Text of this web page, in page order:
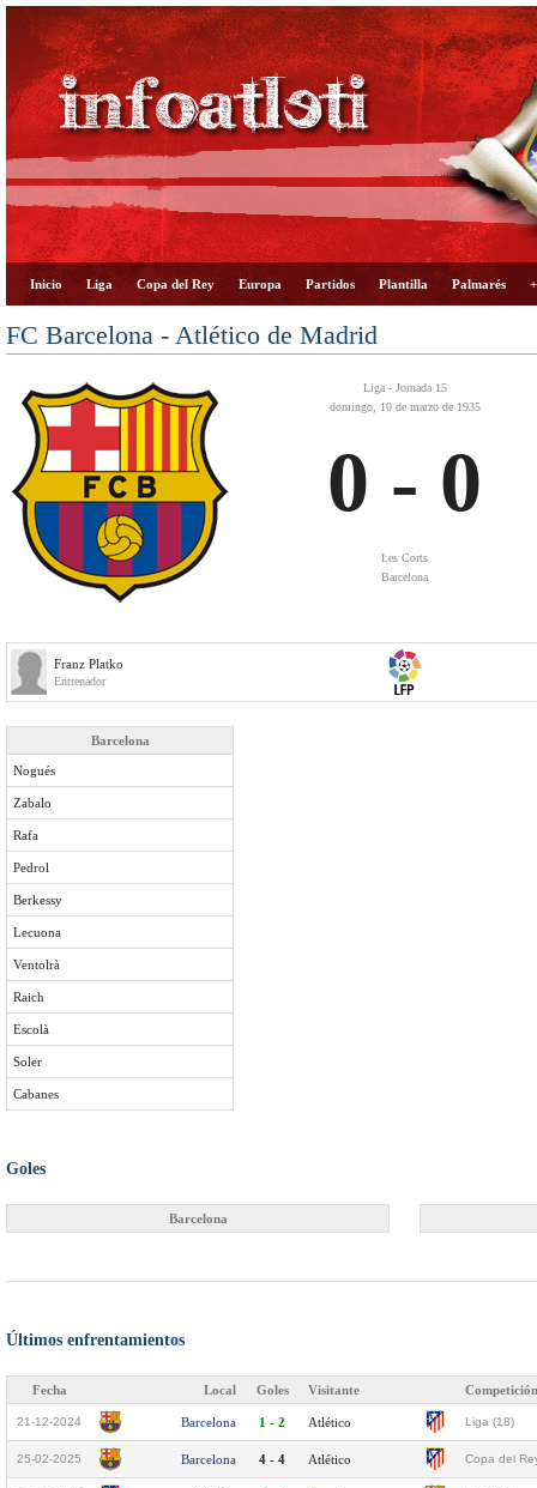
Inicio Liga Copa del Rey Europa Partidos Plantilla Palmarés
FC Barcelona - Atlético de Madrid
Liga - Jornada 15
domingo, 10 de marzo de 1935
0 - 0
Les Corts
Barcelona
Franz Platko
Entrenador
Barcelona
Nogués
Zabalo
Rafa
Pedrol
Berkessy
Lecuona
Ventolrà
Raich
Escolà
Soler
Cabanes
Goles
Barcelona
Últimos enfrentamientos
Fecha Local Goles Visitante Competición
21-12-2024 Barcelona 1 - 2 Atlético Liga (18)
25-02-2025 Barcelona 4 - 4 Atlético Copa del